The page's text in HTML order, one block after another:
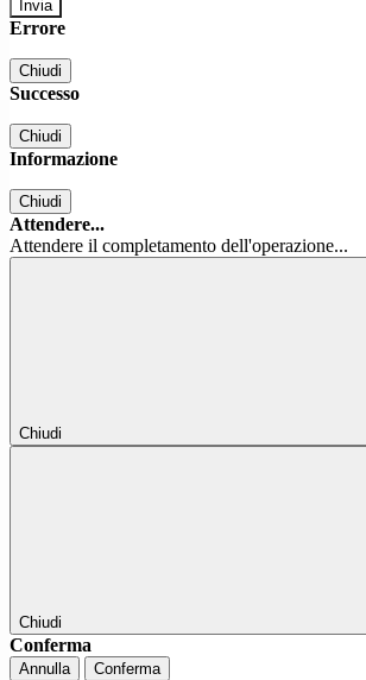
Errore
Chiudi
Successo
Chiudi
Informazione
Chiudi
Attendere...
Attendere il completamento dell'operazione...
Chiudi
Chiudi
Conferma
Annulla Conferma